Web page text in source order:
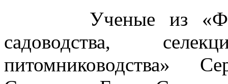
Ученые из
садоводства,
питомниководства»